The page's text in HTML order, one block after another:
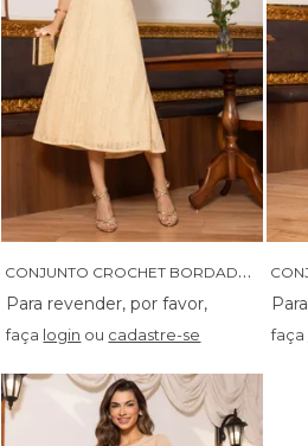
C
ONJUNTO CROCHET BORDADO COM SAIA MIDI - 04655
faça login ou cadastre-se faça